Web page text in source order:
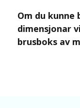
Om du kunne
dimensjonar
brusboks av